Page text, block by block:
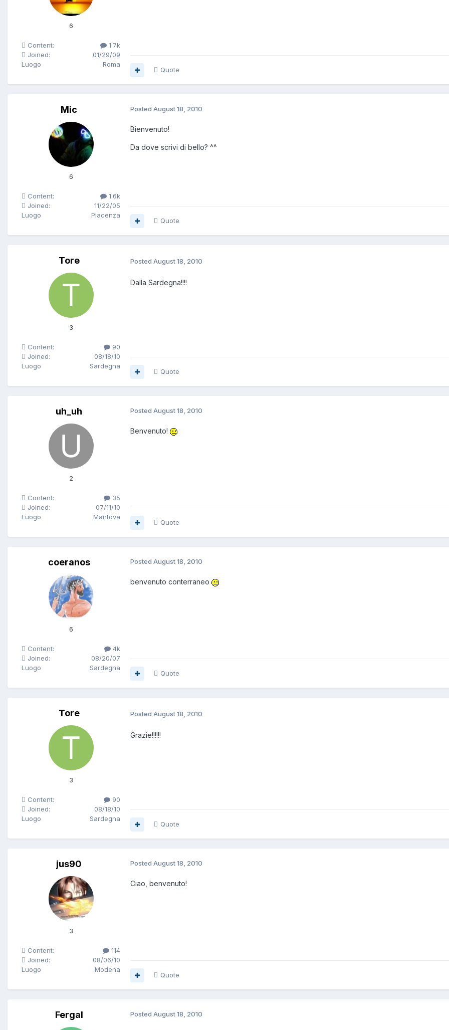
6
Content:
1.7k
Joined:
01/29/09
Luogo
Roma
Quote
Mic
6
Content:
1.6k
Joined:
11/22/05
Luogo
Piacenza
Posted August 18, 2010
Bienvenuto!
Da dove scrivi di bello? ^^
Quote
Tore
3
Content:
90
Joined:
08/18/10
Luogo
Sardegna
Posted August 18, 2010
Dalla Sardegna!!!!
Quote
uh_uh
2
Content:
35
Joined:
07/11/10
Luogo
Mantova
Posted August 18, 2010
Benvenuto!
Quote
coeranos
6
Content:
4k
Joined:
08/20/07
Luogo
Sardegna
Posted August 18, 2010
benvenuto conterraneo
Quote
Tore
3
Content:
90
Joined:
08/18/10
Luogo
Sardegna
Posted August 18, 2010
Grazie!!!!!!
Quote
jus90
3
Content:
114
Joined:
08/06/10
Luogo
Modena
Posted August 18, 2010
Ciao, benvenuto!
Quote
Fergal Posted August 18, 2010